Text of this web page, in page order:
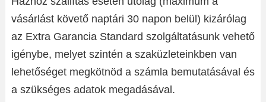
vásárlást követő naptári 30 napon belül) kizárólag
az Extra Garancia Standard szolgáltatásunk vehető
igénybe, melyet szintén a szaküzleteinkben van
lehetőséget megkötnöd a számla bemutatásával és
a szükséges adatok megadásával.